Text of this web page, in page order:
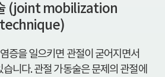
(joint mobilization
technique)
증을 일으키면 관절이 굳어지면서
니다. 관절 가동술은 문제의 관절에